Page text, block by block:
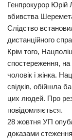
Генпрокурор Юрій
вбивства
Слідство
дистанційного
Крім того,
спостереження, на
чоловік і жінка.
свідків, обійшла
цих людей. Про
повідомляється.
28 жовтня УП
доказами